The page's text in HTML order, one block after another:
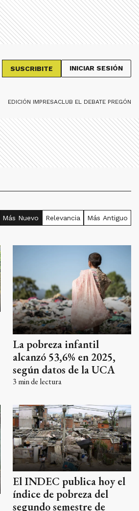
SUSCRIBITE INICIAR SESIÓN
EDICIÓN IMPRESACLUB EL DEBATE PREGÓN
Más Nuevo Relevancia Más Antiguo
La pobreza infantil
alcanzó 53,6% en 2025,
según datos de la UCA
3 min de lectura
El INDEC publica hoy el
índice de pobreza del
segundo semestre de